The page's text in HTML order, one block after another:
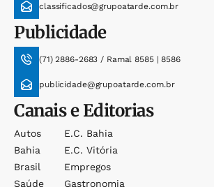
classificados@grupoatarde.com.br
Publicidade
(71) 2886-2683 / Ramal 8585 | 8586
publicidade@grupoatarde.com.br
Canais e Editorias
Autos
Bahia
Brasil
Saúde
E.c. Bahia
E.c. Vitória
Empregos
Gastronomia